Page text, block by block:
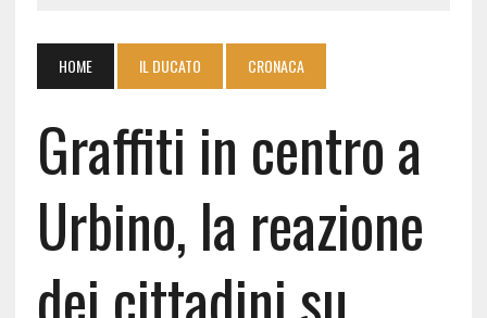
HOME IL DUCATO CRONACA
Graffiti in centro a
Urbino, la reazione
dei cittadini su